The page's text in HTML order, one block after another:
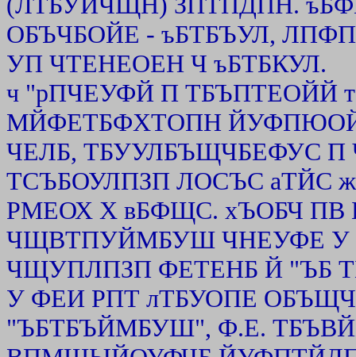
ОБЪЧБОЙЕ - ъБТБЪУЛ,
УП ЧТЕНЕОЕН Ч ъБТБКУЛ.
ч "рПЧЕУФЙ П ТБЪПТЕОЙЙ
МЙФЕТБФХТОПН
ЧЕЛБ, ТБУУЛБЪЩЧБЕФУС
ТСЪБОУЛПЗП ЛОСЪС аТЙС
РМЕОХ Х вБФЩС. хЪОБЧ ПВ
ЧЩВТПУЙМБУШ ЧНЕУФЕ
ЧЩУПЛПЗП ФЕТЕНБ Й "ЪБ
У ФЕИ РПТ лТБУОПЕ
"ЪБТБЪЙМБУШ", Ф.Е.